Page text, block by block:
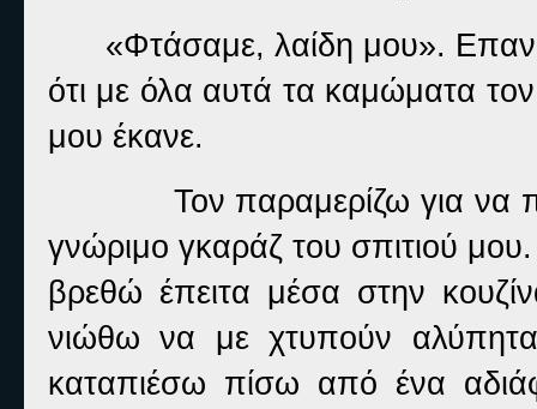
«Φτάσαμε, λαίδη μου».
ότι με όλα αυτά τα καμώματα
μου έκανε.
Τον παραμερίζω για
γνώριμο γκαράζ του σπιτιού
βρεθώ έπειτα μέσα στην
νιώθω να με χτυπούν
καταπιέσω πίσω από ένα